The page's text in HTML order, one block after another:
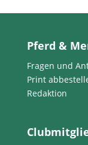
Pferd &
Fragen und
Print
Redaktion